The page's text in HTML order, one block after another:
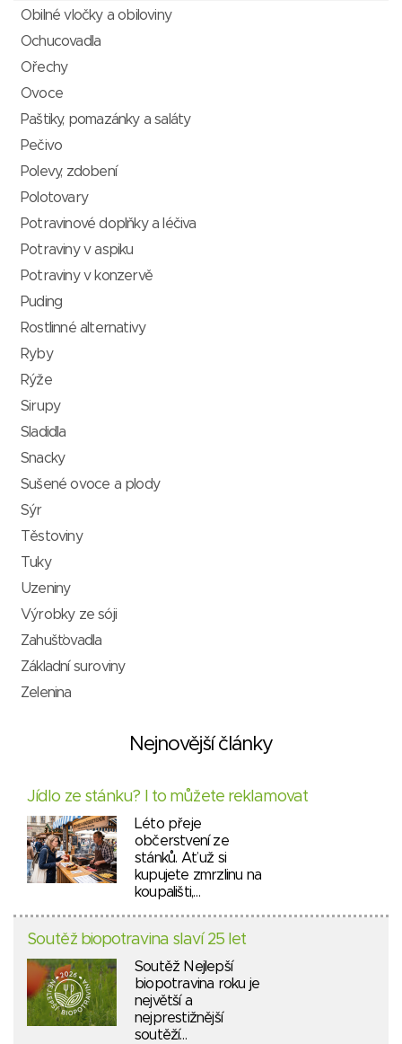
Obilné vločky a obiloviny
Ochucovadla
Ořechy
Ovoce
Paštiky, pomazánky a saláty
Pečivo
Polevy, zdobení
Polotovary
Potravinové doplňky a léčiva
Potraviny v aspiku
Potraviny v konzervě
Puding
Rostlinné alternativy
Ryby
Rýže
Sirupy
Sladidla
Snacky
Sušené ovoce a plody
Sýr
Těstoviny
Tuky
Uzeniny
Výrobky ze sóji
Zahušťovadla
Základní suroviny
Zelenina
Nejnovější články
Jídlo ze stánku? I to můžete reklamovat
Léto přeje
občerstvení ze
stánků. Ať už si
kupujete zmrzlinu na
koupališti,…
Soutěž biopotravina slaví 25 let
Soutěž Nejlepší
biopotravina roku je
největší a
nejprestižnější
soutěží…